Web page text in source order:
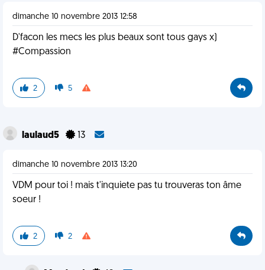
dimanche 10 novembre 2013 12:58
D'facon les mecs les plus beaux sont tous gays x)
#Compassion
2 5
laulaud5 13
dimanche 10 novembre 2013 13:20
VDM pour toi ! mais t'inquiete pas tu trouveras ton âme
soeur !
2 2